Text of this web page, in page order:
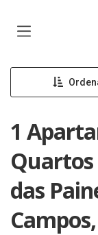
1
Quartos
das